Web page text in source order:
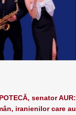
senator AUR:
iranienilor care au